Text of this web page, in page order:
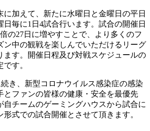
に加えて、新たに水曜日と金曜日の平日
日毎に1日4試合行います。試合の開催日
の27日に増やすことで、より多くのフ
ン中の観戦を楽しんでいただけるリーグ
ます。開催日程及び対戦スケジュールの
す。
き、新型コロナウイルス感染症の感染
とファンの皆様の健康・安全を最優先
自チームのゲーミングハウスから試合に
式での試合開催とさせて頂きます。